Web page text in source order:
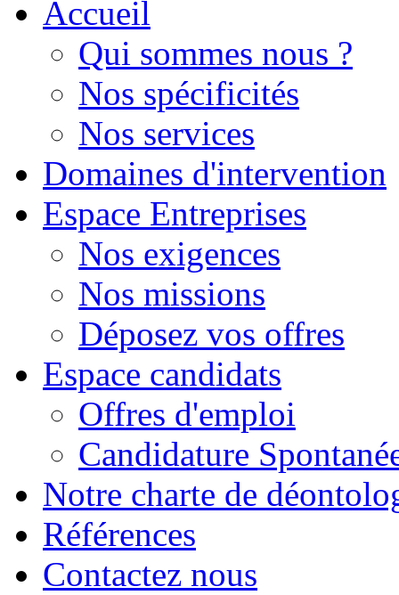
Accueil
Qui sommes nous ?
Nos spécificités
Nos services
Domaines d'intervention
Espace Entreprises
Nos exigences
Nos missions
Déposez vos offres
Espace candidats
Offres d'emploi
Candidature
Notre charte de
Références
Contactez nous